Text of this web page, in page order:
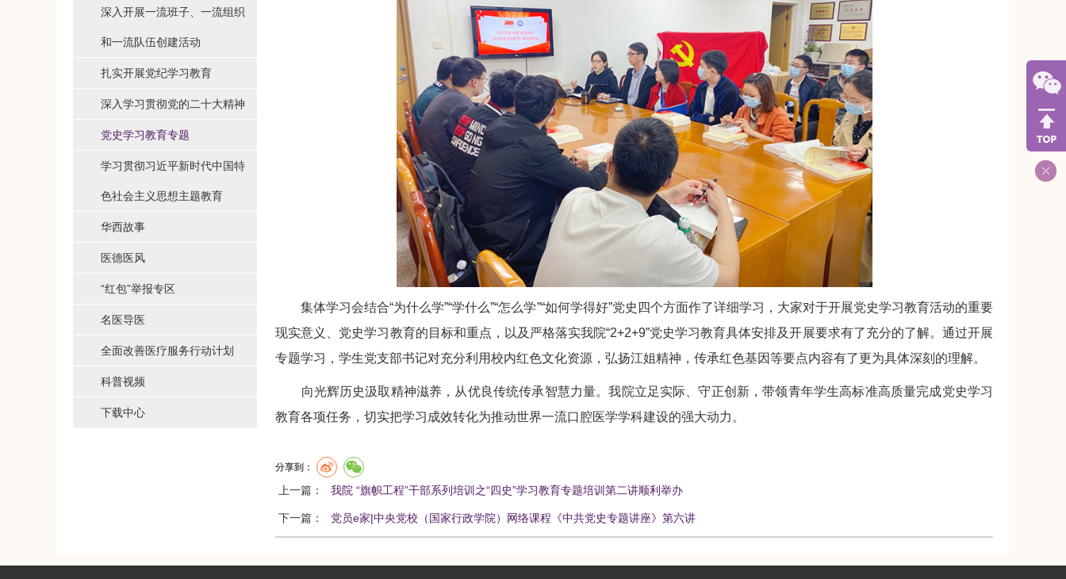
深入开展一流班子、一流组织
和一流队伍创建活动
扎实开展党纪学习教育
深入学习贯彻党的二十大精神
党史学习教育专题
学习贯彻习近平新时代中国特
色社会主义思想主题教育
华西故事
医德医风
“红包”举报专区
名医导医
全面改善医疗服务行动计划
科普视频
下载中心
集体学习会结合“为什么学”“学什么”“怎么学”“如何学得好”党史四个方面作了详细学习，大家对于开展党史学习教育活动的重要
现实意义、党史学习教育的目标和重点，以及严格落实我院“2+2+9”党史学习教育具体安排及开展要求有了充分的了解。通过开展
专题学习，学生党支部书记对充分利用校内红色文化资源，弘扬江姐精神，传承红色基因等要点内容有了更为具体深刻的理解。
向光辉历史汲取精神滋养，从优良传统传承智慧力量。我院立足实际、守正创新，带领青年学生高标准高质量完成党史学习
教育各项任务，切实把学习成效转化为推动世界一流口腔医学学科建设的强大动力。
分享到：
上一篇： 我院 “旗帜工程”干部系列培训之“四史”学习教育专题培训第二讲顺利举办
下一篇： 党员e家|中央党校（国家行政学院）网络课程《中共党史专题讲座》第六讲